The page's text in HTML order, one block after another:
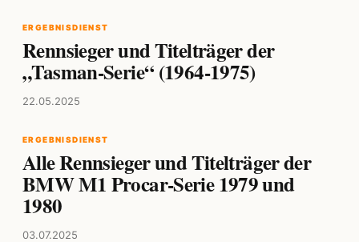
ERGEBNISDIENST
Rennsieger und Titelträger der
„Tasman-Serie“ (1964-1975)
22.05.2025
ERGEBNISDIENST
Alle Rennsieger und Titelträger der
BMW M1 Procar-Serie 1979 und
1980
03.07.2025